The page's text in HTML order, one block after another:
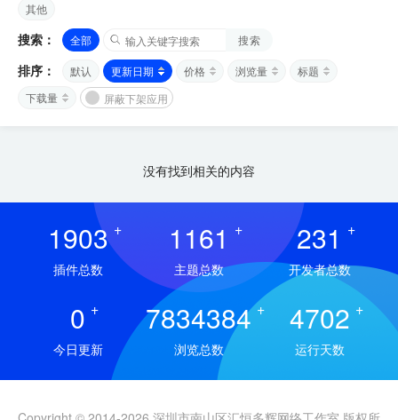
其他
搜索： 全部 搜索
排序： 默认 更新日期 价格 浏览量
标题
下载量
屏蔽下架应用
没有找到相关的内容
1903 +
插件总数
1161 +
主题总数
231 +
开发者总数
0 +
今日更新
7834384 +
浏览总数
4702 +
运行天数